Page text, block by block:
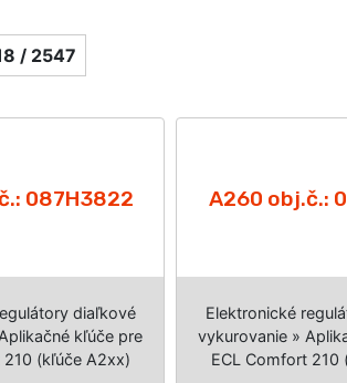
/ 2547
087H3822
diaľkové
kľúče pre
210 (kľúče A2xx)
A260 obj.č.:
Elektronické
vykurovanie »
ECL Comfort 210